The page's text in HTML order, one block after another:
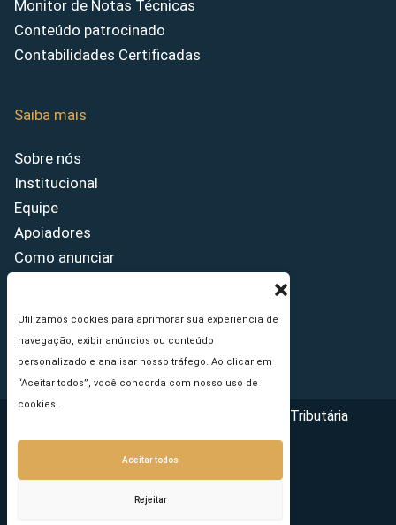
Utilizamos cookies para aprimorar sua experiência de
navegação, exibir anúncios ou conteúdo
personalizado e analisar nosso tráfego. Ao clicar em
“Aceitar todos”, você concorda com nosso uso de
cookies.
Aceitar todos
Rejeitar
Monitor de Notas Técnicas
Conteúdo patrocinado
Contabilidades Certificadas
Saiba mais
Sobre nós
Institucional
Equipe
Apoiadores
Como anunciar
Princípios Editoriais
Copyright © 2026 - Portal da Reforma Tributária